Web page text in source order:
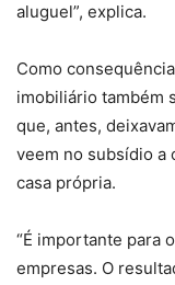
aluguel”, explica.
Como
imobiliário também
que, antes,
veem no subsídio a
casa própria.
“É importante para
empresas. O